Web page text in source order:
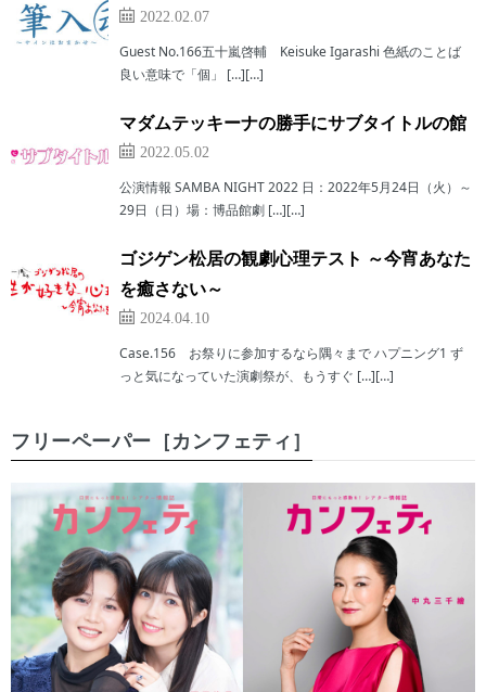
2022.02.07
Guest No.166五十嵐啓輔 Keisuke Igarashi 色紙のことば
良い意味で「個」 […][…]
マダムテッキーナの勝手にサブタイトルの館
2022.05.02
公演情報 SAMBA NIGHT 2022 日：2022年5月24日（火）～
29日（日）場：博品館劇 […][…]
ゴジゲン松居の観劇心理テスト ～今宵あなた
を癒さない～
2024.04.10
Case.156 お祭りに参加するなら隅々まで ハプニング1 ず
っと気になっていた演劇祭が、もうすぐ […][…]
フリーペーパー［カンフェティ］